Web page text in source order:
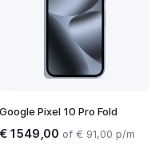
Google Pixel 10 Pro Fold
€ 1549,00 of € 91,00 p/m